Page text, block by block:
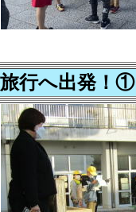
行へ出発！①